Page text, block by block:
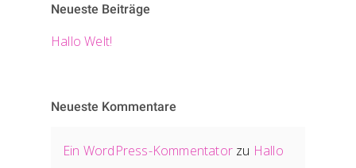
Neueste Beiträge
Hallo Welt!
Neueste Kommentare
Ein WordPress-Kommentator zu Hallo